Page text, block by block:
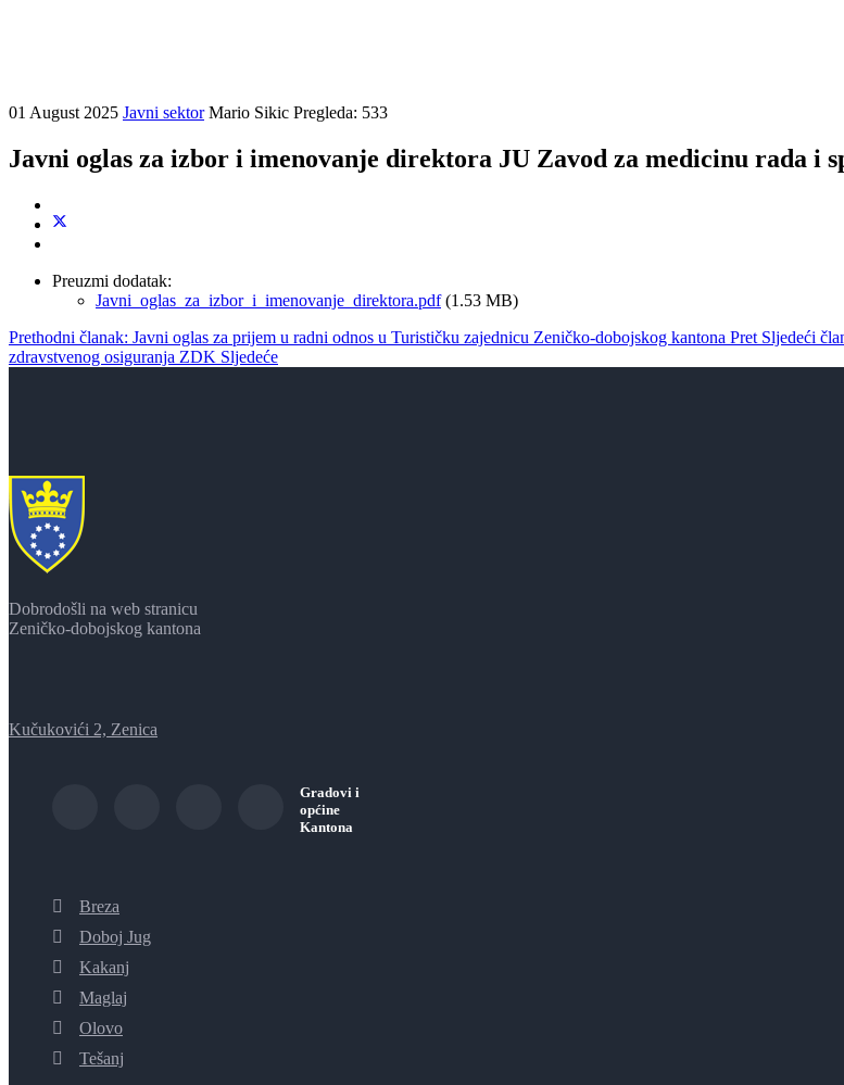
01 August 2025 Javni sektor Mario Sikic Pregleda: 533
Javni oglas za izbor i imenovanje direktora JU Zavod za medicinu rada i
Preuzmi dodatak:
Javni_oglas_za_izbor_i_imenovanje_direktora.pdf(1.53 MB)
Prethodni članak: Javni oglas za prijem u radni odnos u Turističku zajednicu Zeničko-dobojskog kantona Pret Sljedeći
zdravstvenog osiguranja ZDK Sljedeće
Dobrodošli na web stranicu
Zeničko-dobojskog kantona
Kučukovići 2, Zenica
Gradovi i
općine
Kantona
Breza
Doboj Jug
Kakanj
Maglaj
Olovo
Tešanj